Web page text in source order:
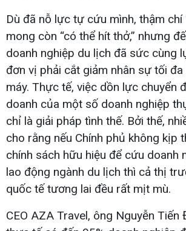
Dù đã nỗ lực tự cứu mình, thậm chí
mong còn “có thể hít thở,” nhưng
doanh nghiệp du lịch đã sức cùng
đơn vị phải cắt giảm nhân sự tối
máy. Thực tế, việc dồn lực chuyển
doanh của một số doanh nghiệp
chỉ là giải pháp tình thế. Bởi thế,
cho rằng nếu Chính phủ không kịp
chính sách hữu hiệu để cứu doanh
lao động ngành du lịch thì cả thị
quốc tế tương lai đều rất mịt mù.
CEO AZA Travel, ông Nguyễn